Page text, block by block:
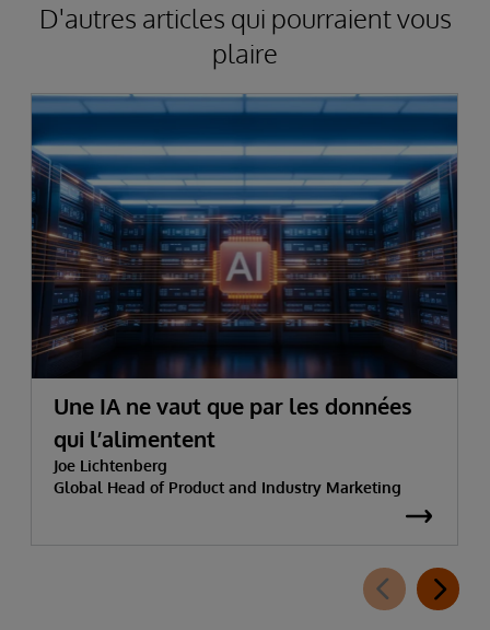
D'autres articles qui pourraient vous
plaire
Une IA ne vaut que par les données
qui l’alimentent
Joe Lichtenberg
Global Head of Product and Industry Marketing